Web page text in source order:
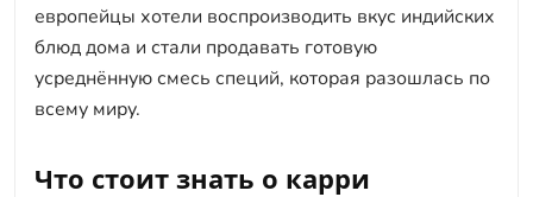
европейцы хотели воспроизводить вкус индийских
блюд дома и стали продавать готовую
усреднённую смесь специй, которая разошлась по
всему миру.
Что стоит знать о карри